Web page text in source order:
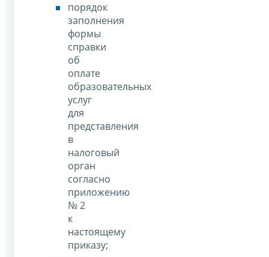
порядок
заполнения
формы
справки
об
оплате
образовательных
услуг
для
представления
в
налоговый
орган
согласно
приложению
№ 2
к
настоящему
приказу;